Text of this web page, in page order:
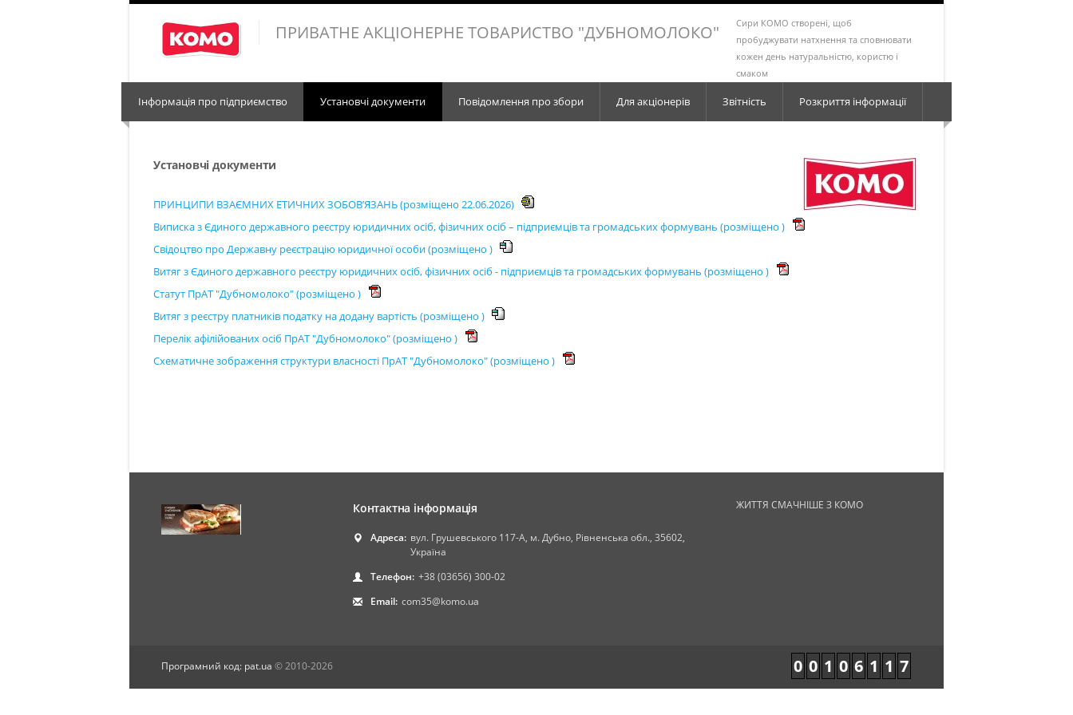
ПРИВАТНЕ АКЦІОНЕРНЕ ТОВАРИСТВО "ДУБНОМОЛОКО"
Сири КОМО створені, щоб
пробуджувати натхнення та сповнювати
кожен день натуральністю, користю і
смаком
Інформація про підприємство Установчі документи Повідомлення про збори Для акціонерів Звітність Розкриття інформації
Установчі документи
ПРИНЦИПИ ВЗАЄМНИХ ЕТИЧНИХ ЗОБОВ’ЯЗАНЬ (розміщено 22.06.2026)
Виписка з Єдиного державного реєстру юридичних осіб, фізичних осіб – підприємців та громадських формувань (розміщено )
Свідоцтво про Державну реєстрацію юридичної особи (розміщено )
Витяг з Єдиного державного реєстру юридичних осіб, фізичних осіб - підприємців та громадських формувань (розміщено )
Статут ПрАТ "Дубномолоко" (розміщено )
Витяг з реєстру платників податку на додану вартість (розміщено )
Перелік афілійованих осіб ПрАТ "Дубномолоко" (розміщено )
Схематичне зображення структури власності ПрАТ "Дубномолоко" (розміщено )
Контактна інформація
Адреса: вул. Грушевського 117-А, м. Дубно, Рівненська обл., 35602,
Україна
Телефон: +38 (03656) 300-02
Email: com35@komo.ua
ЖИТТЯ СМАЧНІШЕ З КОМО
Програмний код: pat.ua © 2010-2026 0 0 1 0 6 1 1 7